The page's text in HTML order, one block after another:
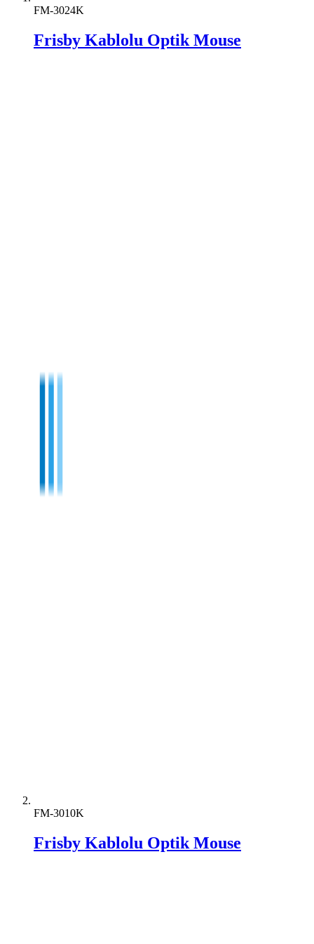
FM-3024K
Frisby Kablolu Optik Mouse
FM-3010K
Frisby Kablolu Optik Mouse